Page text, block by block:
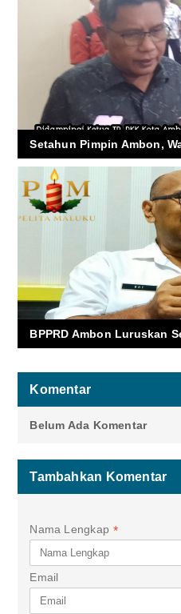
Komentar
Belum Ada Komentar
Tambahkan Komentar
Nama Lengkap *
Email